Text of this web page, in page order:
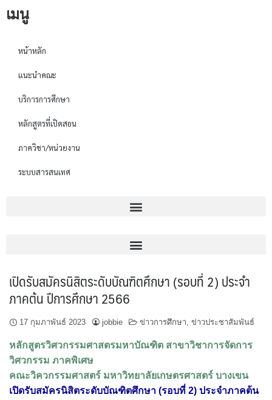
เมนู
หน้าหลัก
แนะนำคณะ
บริการการศึกษา
หลักสูตรที่เปิดสอน
ภาควิชา/หน่วยงาน
ระบบสารสนเทศ
เปิดรับสมัครนิสิตระดับบัณฑิตศึกษา (รอบที่ 2) ประจำ
ภาคต้น ปีการศึกษา 2566
17 กุมภาพันธ์ 2023 jobbie ข่าวการศึกษา, ข่าวประชาสัมพันธ์
หลักสูตรวิศวกรรมศาสตรมหาบัณฑิต สาขาวิชาการจัดการ
วิศวกรรม ภาคพิเศษ
คณะวิควกรรมศาสตร์ มหาวิทยาลัยเกษตรศาสตร์ บางเขน
เปิดรับสมัครนิสิตระดับบัณฑิตศึกษา (รอบที่ 2) ประจำภาคต้น